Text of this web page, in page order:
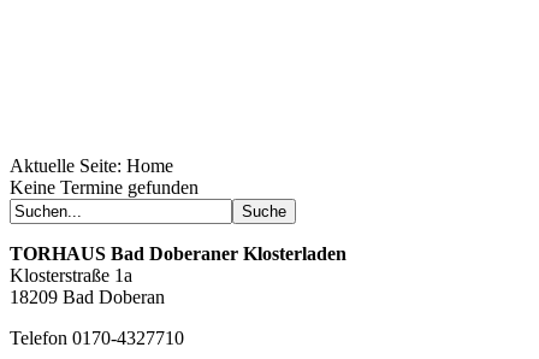
Geheimnisse, die
keine sind.
Ein Potpourri professioneller Rezepte.
regionalen Küche. Nachkochbar, aber
Aktuelle Seite: Home
Keine Termine gefunden
TORHAUS Bad Doberaner Klosterladen
Klosterstraße 1a
18209 Bad Doberan
Telefon 0170-4327710